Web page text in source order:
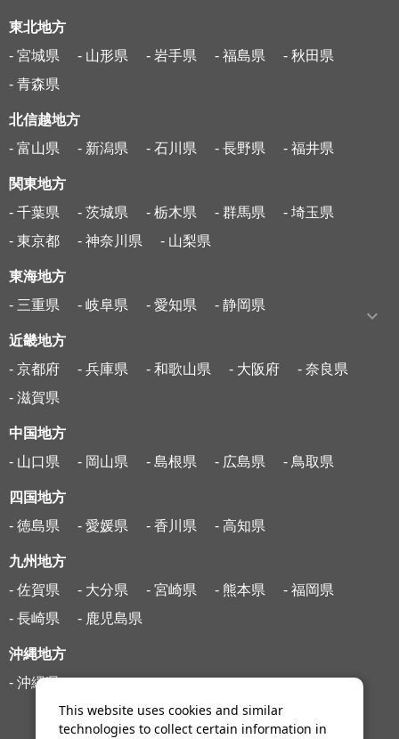
東北地方
- 宮城県
- 山形県 - 岩手県 - 福島県
- 秋田県
- 青森県
北信越地方
- 富山県
- 新潟県 - 石川県 - 長野県 - 福井県
関東地方
- 千葉県
- 茨城県 - 栃木県 - 群馬県
- 埼玉県
- 東京都
- 神奈川県 - 山梨県
東海地方
- 三重県
- 岐阜県 - 愛知県 - 静岡県
近畿地方
- 京都府
- 兵庫県 - 和歌山県 - 大阪府
- 奈良県
- 滋賀県
中国地方
- 山口県
- 岡山県 - 島根県 - 広島県 - 鳥取県
四国地方
- 徳島県
- 愛媛県 - 香川県 - 高知県
九州地方
- 佐賀県
- 大分県 - 宮崎県 - 熊本県
- 福岡県
- 長崎県
- 鹿児島県
沖縄地方
- 沖縄県
This website uses cookies and similar
technologies to collect certain information in